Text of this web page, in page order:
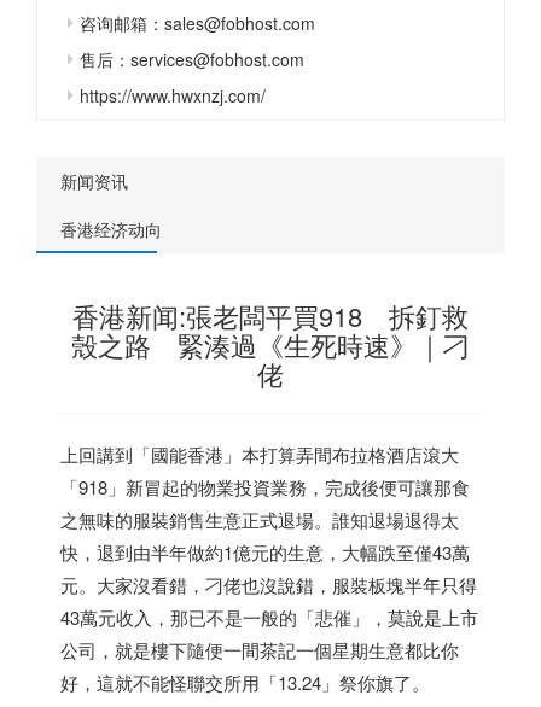
咨询邮箱：sales@fobhost.com
售后：services@fobhost.com
https://www.hwxnzj.com/
新闻资讯
香港经济动向
香港新闻:張老闆平買918 拆釘救
殼之路 緊湊過《生死時速》｜刁
佬
上回講到「國能香港」本打算弄間布拉格酒店滾大
「918」新冒起的物業投資業務，完成後便可讓那食
之無味的服裝銷售生意正式退場。誰知退場退得太
快，退到由半年做約1億元的生意，大幅跌至僅43萬
元。大家沒看錯，刁佬也沒說錯，服裝板塊半年只得
43萬元收入，那已不是一般的「悲催」，莫說是上市
公司，就是樓下隨便一間茶記一個星期生意都比你
好，這就不能怪聯交所用「13.24」祭你旗了。